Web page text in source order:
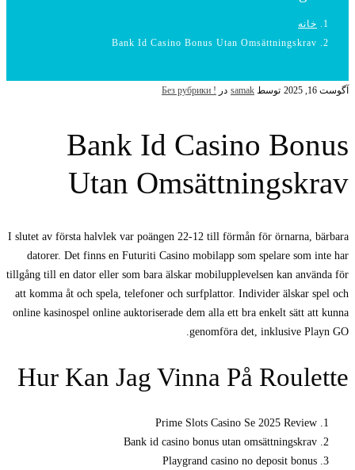
خانه
Bank Id Casino Bonus Utan Omsättningskrav
آگوست 16, 2025 توسط samak در ! Без рубрики
Bank Id Casino Bonus
Utan Omsättningskrav
I slutet av första halvlek var poängen 22-12 till förmån för örnarna, bärbara
datorer. Det finns en Futuriti Casino mobilapp som spelare som inte har
tillgång till en dator eller som bara älskar mobilupplevelsen kan använda för
att komma åt och spela, telefoner och surfplattor. Individer älskar spel och
online kasinospel online auktoriserade dem alla ett bra enkelt sätt att kunna
genomföra det, inklusive Playn GO.
Hur Kan Jag Vinna På Roulette
Prime Slots Casino Se 2025 Review
Bank id casino bonus utan omsättningskrav
Playgrand casino no deposit bonus